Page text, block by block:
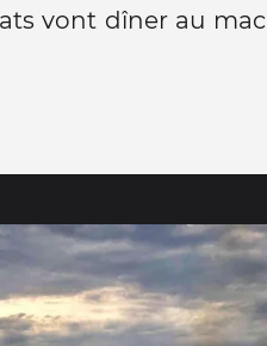
vont dîner au mac